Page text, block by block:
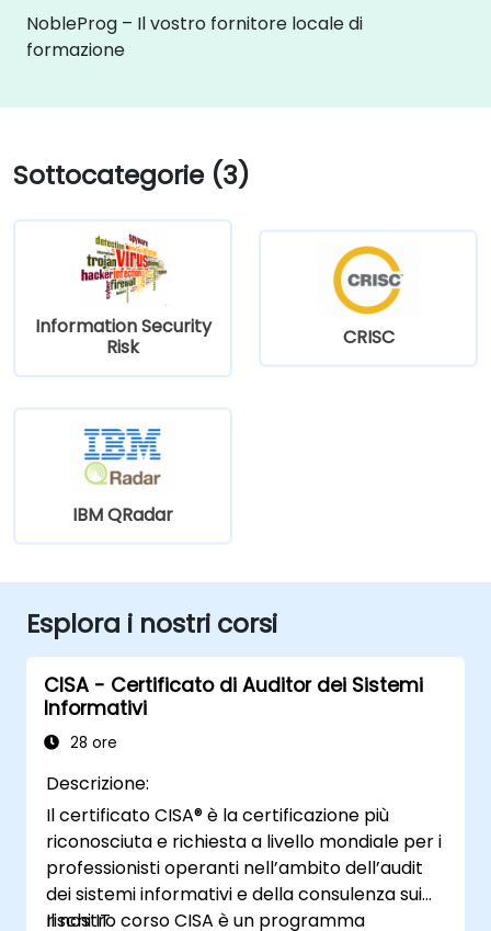
NobleProg – Il vostro fornitore locale di
formazione
Sottocategorie (3)
Information Security
Risk
CRISC
IBM QRadar
Esplora i nostri corsi
CISA - Certificato di Auditor dei Sistemi
Informativi
28 ore
Descrizione:
Il certificato CISA® è la certificazione più
riconosciuta e richiesta a livello mondiale per i
professionisti operanti nell’ambito dell’audit
dei sistemi informativi e della consulenza sui
rischi IT.
Il nostro corso CISA è un programma